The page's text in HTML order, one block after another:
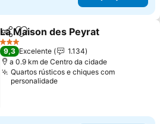
PartilharAdicionar aos favoritos
La Maison des Peyrat
3 Estrelas
9,3 Excelente
1.134
a 0.9 km de Centro da cidade
Quartos rústicos e chiques com
personalidade